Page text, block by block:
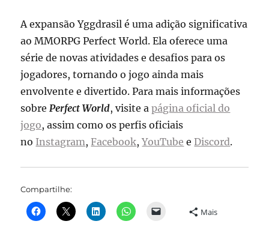
A expansão Yggdrasil é uma adição significativa
ao MMORPG Perfect World. Ela oferece uma
série de novas atividades e desafios para os
jogadores, tornando o jogo ainda mais
envolvente e divertido. Para mais informações
sobre Perfect World, visite apágina oficial do
jogo, assim como os perfis oficiais
no Instagram,Facebook,YouTube e Discord.
Compartilhe:
Mais